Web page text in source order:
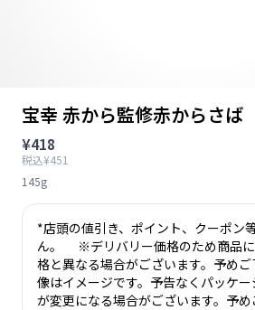
宝幸 赤から監修赤からさば
¥418
税込¥451
145g
*店頭の値引き、ポイント、クーポン
ん。 ※デリバリー価格のため商品に
格と異なる場合がございます。予め
像はイメージです。予告なくパッケ
が変更になる場合がございます。予め